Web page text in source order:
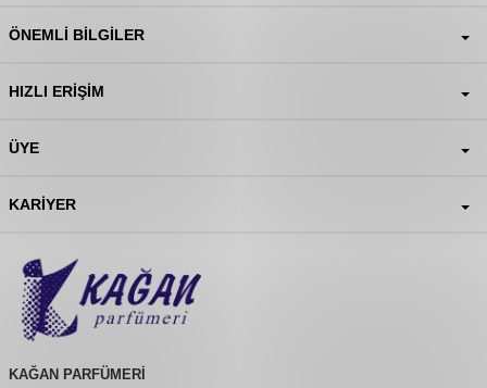
ÖNEMLI BILGILER
HIZLI ERIŞIM
ÜYE
KARIYER
KAĞAN PARFÜMERİ